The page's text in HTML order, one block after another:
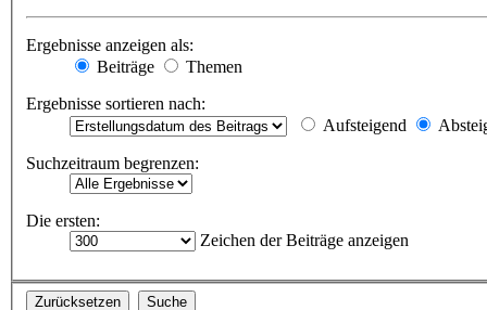
Ergebnisse anzeigen als:
Beiträge
Themen
Ergebnisse sortieren nach:
Aufsteigend
Suchzeitraum begrenzen:
Die ersten:
Zeichen der Beiträge anzeigen